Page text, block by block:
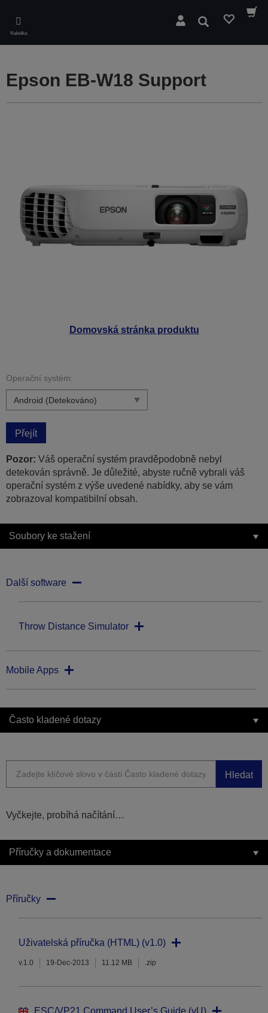
main
content
Nabídka
Hledat
Domovská stránka produktu
Epson EB-W18 Support
Operační systém:
Přejít
Pozor: Váš operační systém pravděpodobně nebyl
detekován správně. Je důležité, abyste ručně vybrali váš
operační systém z výše uvedené nabídky, aby se vám
zobrazoval kompatibilní obsah.
Soubory ke stažení
Další software
Throw Distance Simulator
Mobile Apps
Často kladené dotazy
Hledat
Vyčkejte, probíhá načítání…
Příručky a dokumentace
Příručky
Uživatelská příručka (HTML) (v1.0)
v.1.0 19-Dec-2013 11.12 MB .zip